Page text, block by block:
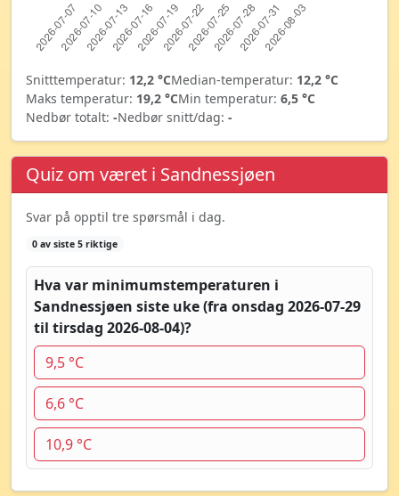
Snitttemperatur: 12,2 °CMedian-temperatur: 12,2 °C
Maks temperatur: 19,2 °CMin temperatur: 6,5 °C
Nedbør totalt: -Nedbør snitt/dag: -
Quiz om været i Sandnessjøen
Svar på opptil tre spørsmål i dag.
0 av siste 5 riktige
Hva var minimumstemperaturen i
Sandnessjøen siste uke (fra onsdag 2026-07-29
til tirsdag 2026-08-04)?
9,5 °C
6,6 °C
10,9 °C